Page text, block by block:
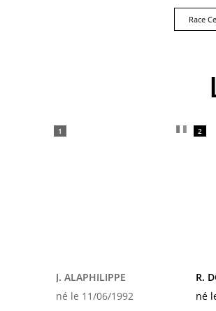
Race
1
J. ALAPHILIPPE
né le 11/06/1992
2
R.
né